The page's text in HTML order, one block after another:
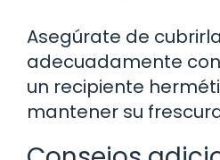
Asegúrate de cubrirla
adecuadamente
un recipiente
mantener su